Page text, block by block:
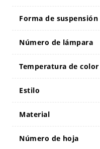
Forma de suspensión
Número de lámpara
Temperatura de color
Estilo
Material
Número de hoja